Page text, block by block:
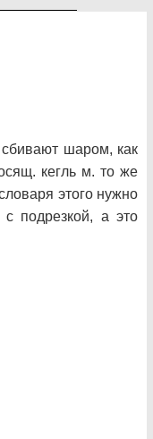
сбивают шаром, как
кегль м. то же
этого нужно
подрезкой, а это